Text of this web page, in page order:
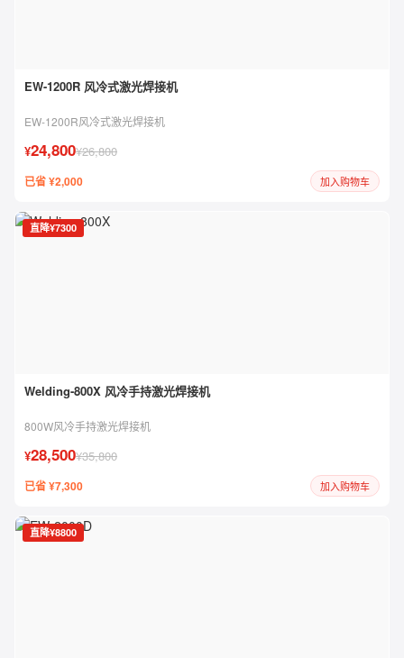
EW-1200R 风冷式激光焊接机
EW-1200R风冷式激光焊接机
¥24,800¥26,800
已省 ¥2,000 加入购物车
直降¥7300
Welding-800X 风冷手持激光焊接机
800W风冷手持激光焊接机
¥28,500¥35,800
已省 ¥7,300 加入购物车
直降¥8800